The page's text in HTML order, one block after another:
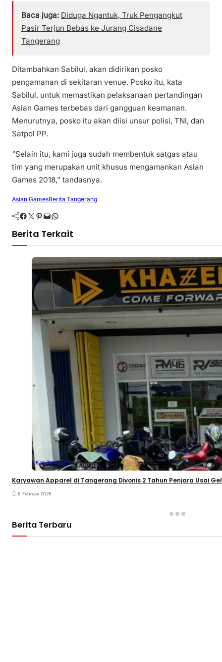
Baca juga: Diduga Ngantuk, Truk Pengangkut
Pasir Terjun Bebas ke Jurang Cisadane
Tangerang
Ditambahkan Sabilul, akan didirikan posko
pengamanan di sekitaran venue. Posko itu, kata
Sabilul, untuk memastikan pelaksanaan pertandingan
Asian Games terbebas dari gangguan keamanan.
Menurutnya, posko itu akan diisi unsur polisi, TNI, dan
Satpol PP.
“Selain itu, kami juga sudah membentuk satgas atau
tim yang merupakan unit khusus mengamankan Asian
Games 2018,” tandasnya.
Asian GamesBerita Tangerang
Facebook Twitter Pinterest Mail WhatsApp
Berita Terkait
Kab Tangerang
Karyawan Apparel di Tangerang Divonis 2 Tahun Penjara Usai
6 Februari 2026
Berita Terbaru